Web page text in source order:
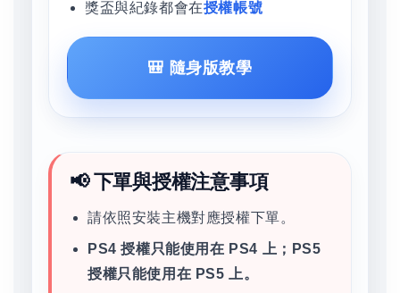
獎盃與紀錄都會在授權帳號
🎒 隨身版教學
📢 下單與授權注意事項
請依照安裝主機對應授權下單。
PS4 授權只能使用在 PS4 上；PS5
授權只能使用在 PS5 上。